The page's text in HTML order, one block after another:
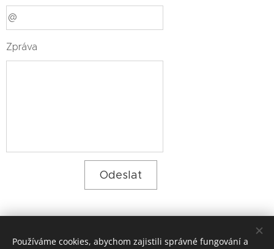
Zpráva
Odeslat
Používáme cookies, abychom zajistili správné fungování a